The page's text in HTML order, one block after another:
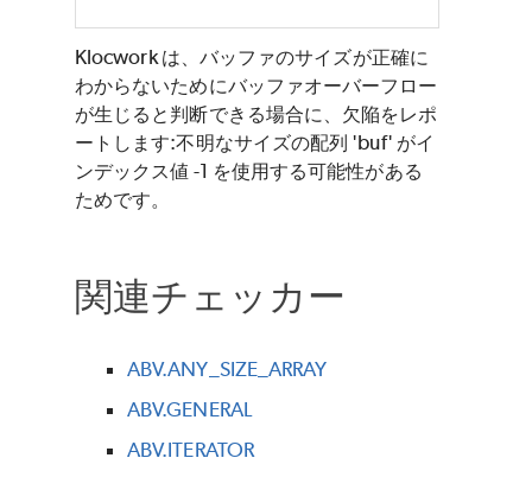
Klocwork は、バッファのサイズが正確に
わからないためにバッファオーバーフロー
が生じると判断できる場合に、欠陥をレポ
ートします:不明なサイズの配列 'buf' がイ
ンデックス値 -1 を使用する可能性がある
ためです。
関連チェッカー
ABV.ANY_SIZE_ARRAY
ABV.GENERAL
ABV.ITERATOR